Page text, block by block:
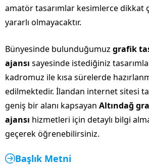
amatör tasarımlar kesimlerce dikkat
yararlı olmayacaktır.
Bünyesinde bulunduğumuz grafik
ajansı sayesinde istediğiniz
kadromuz ile kısa sürelerde
edilmektedir. İlandan internet sitesi
geniş bir alanı kapsayan Altındağ
ajansı hizmetleri için detaylı bilgi
geçerek öğrenebilirsiniz.
Başlık Metni